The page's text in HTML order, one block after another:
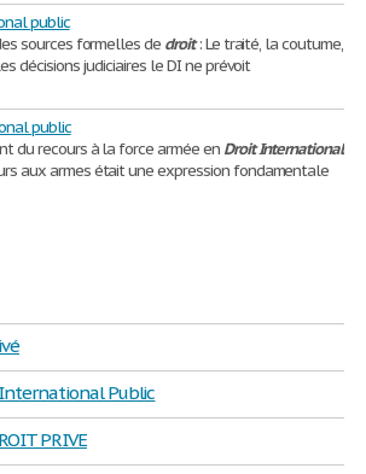
public
sources formelles de droit: Le traité, la coutume,
décisions judiciaires le DI ne prévoit
public
du recours à la force armée en DroitInternational
aux armes était une expression fondamentale
International Public
PRIVE